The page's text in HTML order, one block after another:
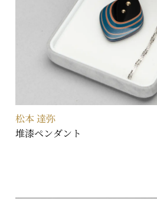
松本 達弥
堆漆ペンダント